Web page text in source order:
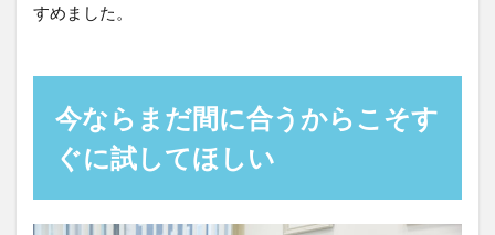
すめました。
今ならまだ間に合うからこそす
ぐに試してほしい